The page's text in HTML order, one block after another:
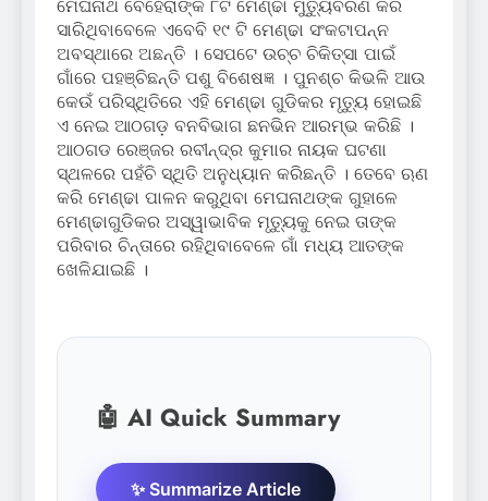
ମେଘନାଥ ବେହେରାଙ୍କ ୮ଟି ମେଣ୍ଢା ମୁତ୍ୟୁବରଣ କରି
ସାରିଥିବାବେଳେ ଏବେବି ୧୯ ଟି ମେଣ୍ଢା ସଂକଟାପନ୍ନ
ଅବସ୍ଥାରେ ଅଛନ୍ତି । ସେପଟେ ଉଚ୍ଚ ଚିକିତ୍ସା ପାଇଁ
ଗାଁରେ ପହଞ୍ଚିଛନ୍ତି ପଶୁ ବିଶେଷଜ୍ଞ । ପୁନଶ୍ଚ କିଭଳି ଆଉ
କେଉଁ ପରିସ୍ଥିତିରେ ଏହି ମେଣ୍ଢା ଗୁଡିକର ମୃତ୍ୟୁ ହୋଇଛି
ଏ ନେଇ ଆଠଗଡ଼ ବନବିଭାଗ ଛନଭିନ ଆରମ୍ଭ କରିଛି ।
ଆଠଗଡ ରେଞ୍ଜର ରବୀନ୍ଦ୍ର କୁମାର ନାୟକ ଘଟଣା
ସ୍ଥଳରେ ପହଁଚି ସ୍ଥିତି ଅନୁଧ୍ୟାନ କରିଛନ୍ତି । ତେବେ ଋଣ
କରି ମେଣ୍ଢା ପାଳନ କରୁଥିବା ମେଘନାଥଙ୍କ ଗୁହାଳେ
ମେଣ୍ଢାଗୁଡିକର ଅସ୍ୱାଭାବିକ ମୃତ୍ୟୁକୁ ନେଇ ତାଙ୍କ
ପରିବାର ଚିନ୍ତାରେ ରହିଥିବାବେଳେ ଗାଁ ମଧ୍ୟ ଆତଙ୍କ
ଖେଳିଯାଇଛି ।
🤖 AI Quick Summary
✨ Summarize Article